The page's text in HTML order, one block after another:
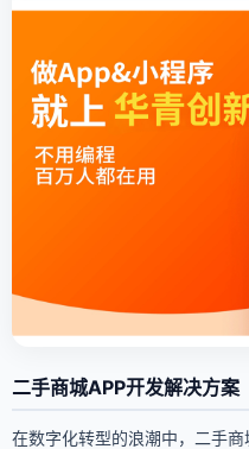
二手商城APP开发解决方案
在数字化转型的浪潮中，二手